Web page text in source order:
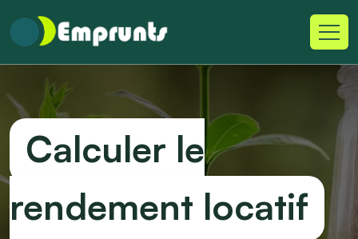
Calculer le
rendement locatif